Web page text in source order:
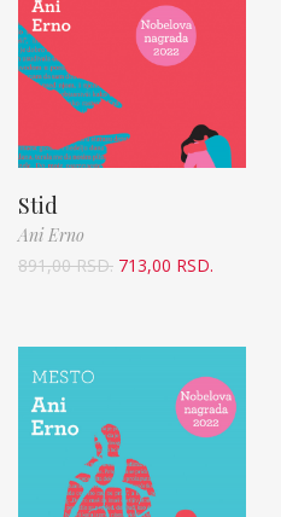
Stid
Ani Erno
891,00RSD. 713,00 RSD.